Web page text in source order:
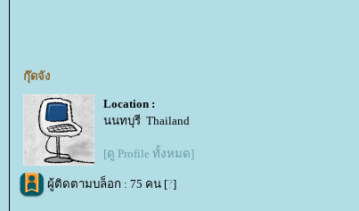
กุ๊ดจัง
Location :
นนทบุรี Thailand
[ดู Profile ทั้งหมด]
ผู้ติดตามบล็อก : 75 คน [?]